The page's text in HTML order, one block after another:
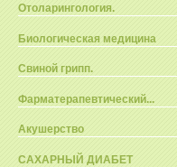
Отоларингология.
Биологическая медицина
Свиной грипп.
Фарматерапевтический...
Акушерство
САХАРНЫЙ ДИАБЕТ